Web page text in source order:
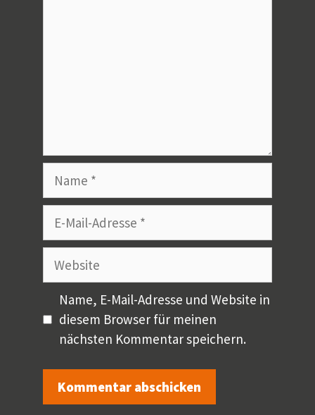
Name
Adresse
Website
Name, E-Mail-Adresse und Website in
diesem Browser für meinen
nächsten Kommentar speichern.